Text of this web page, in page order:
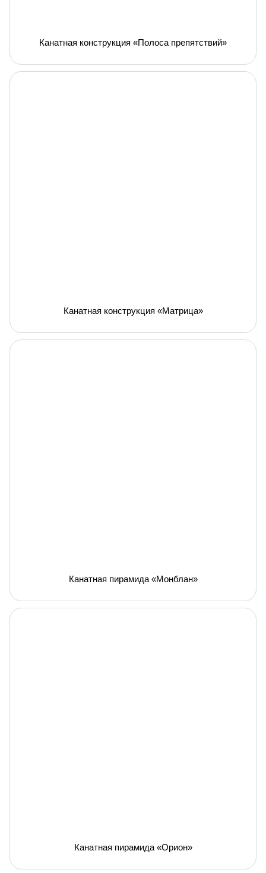
Канатная конструкция «Полоса препятствий»
Канатная конструкция «Матрица»
Канатная пирамида «Монблан»
Канатная пирамида «Орион»